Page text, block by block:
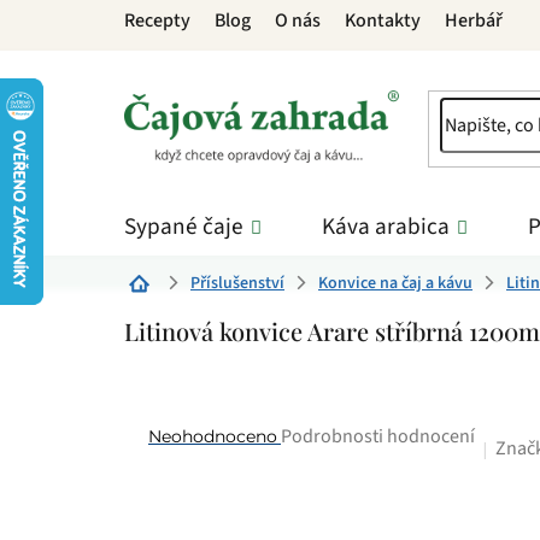
Recepty Blog O nás Kontakty Herbář
Sypané čaje Káva arabica
Domů Příslušenství Konvice na čaj a kávu
Litinová konvice Arare stříbrná
Průměrné
Neohodnoceno Podrobnosti hodnocení